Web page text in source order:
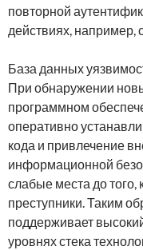
повторной
действиях, например,
База данных
При обнаружении
программном
оперативно
кода и привлечение
информационной
слабые места до того,
преступники. Таким
поддерживает
уровнях стека